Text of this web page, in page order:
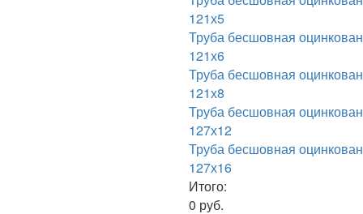
121х5
Труба бесшовная
121х6
Труба бесшовная
121х8
Труба бесшовная
127х12
Труба бесшовная
127х16
Итого:
0 руб.